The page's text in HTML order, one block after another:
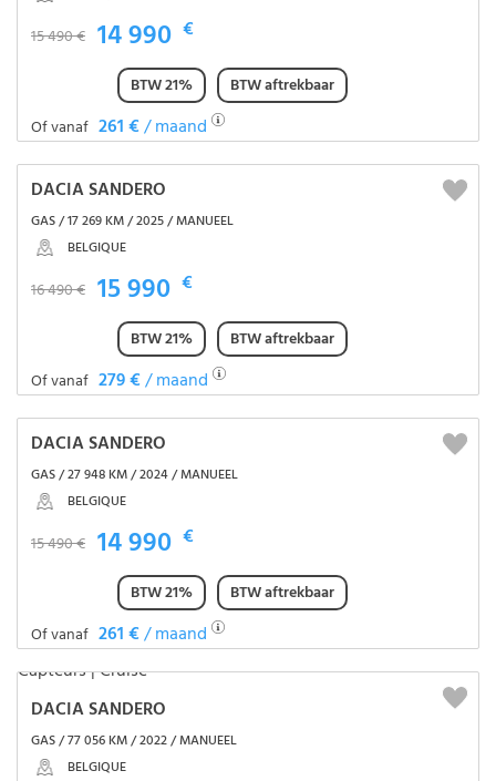
15 490 € 14 990 €
BTW 21%
BTW aftrekbaar
Of vanaf 261 €/ maand
DACIA SANDERO
GAS / 17 269 KM / 2025 / MANUEEL
BELGIQUE
16 490 € 15 990 €
BTW 21%
BTW aftrekbaar
Of vanaf 279 €/ maand
DACIA SANDERO
GAS / 27 948 KM / 2024 / MANUEEL
BELGIQUE
15 490 € 14 990 €
BTW 21%
BTW aftrekbaar
Of vanaf 261 €/ maand
DACIA SANDERO
GAS / 77 056 KM / 2022 / MANUEEL
BELGIQUE